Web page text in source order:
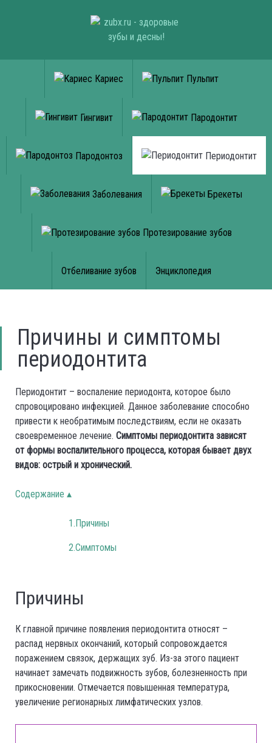
Кариес Пульпит
Гингивит Пародонтит
Пародонтоз Периодонтит
Заболевания Брекеты
Протезирование зубов
Отбеливание зубов Энциклопедия
Причины и симптомы
периодонтита
Периодонтит – воспаление периодонта, которое было
спровоцировано инфекцией. Данное заболевание способно
привести к необратимым последствиям, если не оказать
своевременное лечение. Симптомы периодонтита зависят
от формы воспалительного процесса, которая бывает двух
видов: острый и хронический.
Содержание ▴
1.Причины
2.Симптомы
Причины
К главной причине появления периодонтита относят –
распад нервных окончаний, который сопровождается
поражением связок, держащих зуб. Из-за этого пациент
начинает замечать подвижность зубов, болезненность при
прикосновении. Отмечается повышенная температура,
увеличение регионарных лимфатических узлов.